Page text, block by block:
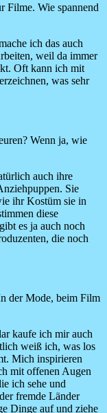
Filme. Wie spannend
ich das auch
weil da immer
Oft kann ich mit
was sehr
Wenn ja, wie
auch ihre
Sie
ihr Kostüm sie in
diese
es ja auch noch
die noch
der Mode, beim Film
kaufe ich mir auch
weiß ich, was los
Mich inspirieren
mit offenen Augen
ich sehe und
fremde Länder
Dinge auf und ziehe